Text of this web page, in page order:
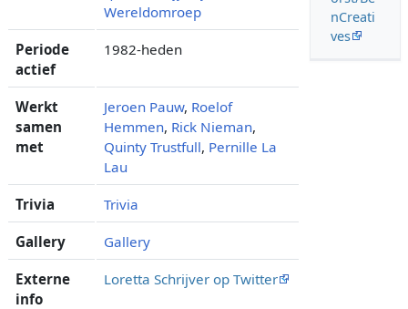
nCreati
ves
Wereldomroep
Periode
actief
1982-heden
Werkt
samen
met
Jeroen Pauw, Roelof
Hemmen, Rick Nieman,
Quinty Trustfull, Pernille La
Lau
Trivia Trivia
Gallery Gallery
Externe
info
Loretta Schrijver op Twitter